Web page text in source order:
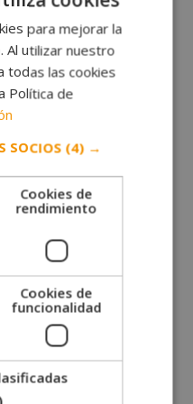
fantasiosos y
los héroes nacionales
llamado Cantar
hispánico y
en elRomancero Viejo,
y compleja, donde se
frente a diversas
y diálogo. Hay varios
la histórica, novela
caballeresca…
para mejorar la
Al utilizar nuestro
todas las cookies
Política de
SOCIOS (4) →
Cookies de
rendimiento
Cookies de
funcionalidad